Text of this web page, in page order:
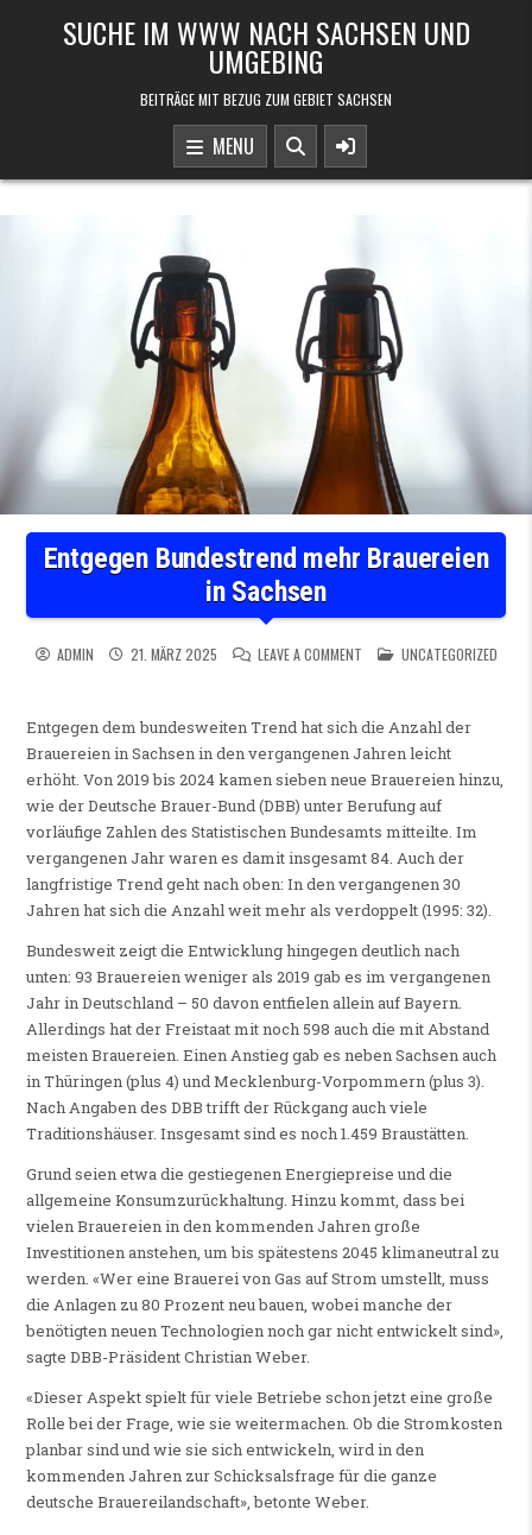
SUCHE IM WWW NACH SACHSEN UND
UMGEBING
BEITRÄGE MIT BEZUG ZUM GEBIET SACHSEN
MENU
Entgegen Bundestrend mehr Brauereien
in Sachsen
ADMIN 21. MÄRZ 2025 LEAVE A COMMENTON ENTGEGEN
POSTED IN
UNCATEGORIZED
Entgegen dem bundesweiten Trend hat sich die Anzahl der
Brauereien in Sachsen in den vergangenen Jahren leicht
erhöht. Von 2019 bis 2024 kamen sieben neue Brauereien hinzu,
wie der Deutsche Brauer-Bund (DBB) unter Berufung auf
vorläufige Zahlen des Statistischen Bundesamts mitteilte. Im
vergangenen Jahr waren es damit insgesamt 84. Auch der
langfristige Trend geht nach oben: In den vergangenen 30
Jahren hat sich die Anzahl weit mehr als verdoppelt (1995: 32).
Bundesweit zeigt die Entwicklung hingegen deutlich nach
unten: 93 Brauereien weniger als 2019 gab es im vergangenen
Jahr in Deutschland – 50 davon entfielen allein auf Bayern.
Allerdings hat der Freistaat mit noch 598 auch die mit Abstand
meisten Brauereien. Einen Anstieg gab es neben Sachsen auch
in Thüringen (plus 4) und Mecklenburg-Vorpommern (plus 3).
Nach Angaben des DBB trifft der Rückgang auch viele
Traditionshäuser. Insgesamt sind es noch 1.459 Braustätten.
Grund seien etwa die gestiegenen Energiepreise und die
allgemeine Konsumzurückhaltung. Hinzu kommt, dass bei
vielen Brauereien in den kommenden Jahren große
Investitionen anstehen, um bis spätestens 2045 klimaneutral zu
werden. «Wer eine Brauerei von Gas auf Strom umstellt, muss
die Anlagen zu 80 Prozent neu bauen, wobei manche der
benötigten neuen Technologien noch gar nicht entwickelt sind»,
sagte DBB-Präsident Christian Weber.
«Dieser Aspekt spielt für viele Betriebe schon jetzt eine große
Rolle bei der Frage, wie sie weitermachen. Ob die Stromkosten
planbar sind und wie sie sich entwickeln, wird in den
kommenden Jahren zur Schicksalsfrage für die ganze
deutsche Brauereilandschaft», betonte Weber.